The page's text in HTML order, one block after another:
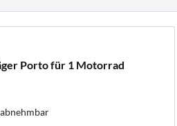
Porto für 1 Motorrad